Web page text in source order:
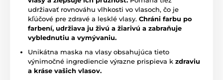
udržiavať rovnováhu vlhkosti vo vlasoch, čo je
kľúčové pre zdravé a lesklé vlasy. Chráni farbu po
farbení, udržiava ju živú a žiarivú a zabraňuje
vyblednutiu a vymývaniu.
Unikátna maska na vlasy obsahujúca tieto
výnimočné ingrediencie výrazne prispieva k zdraviu
a kráse vašich vlasov.